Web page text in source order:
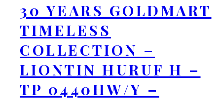
30 YEARS GOLDMART
TIMELESS
COLLECTION –
LIONTIN HURUF H –
TP 0440HW/Y –